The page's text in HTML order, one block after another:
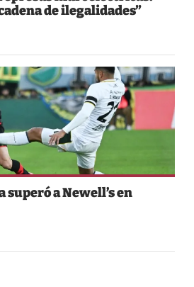
de ilegalidades”
superó a Newell’s en